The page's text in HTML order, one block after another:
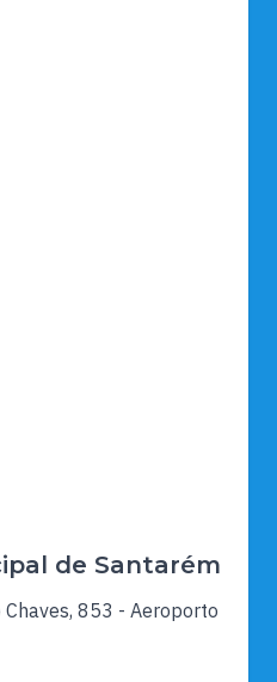
de Santarém
Chaves, 853 - Aeroporto